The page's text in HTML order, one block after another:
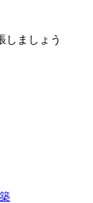
しましょう